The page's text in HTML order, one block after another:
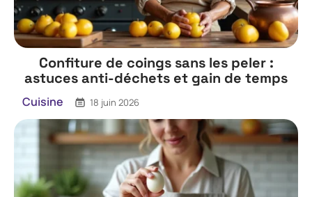
Confiture de coings sans les peler :
astuces anti-déchets et gain de temps
Cuisine 18 juin 2026